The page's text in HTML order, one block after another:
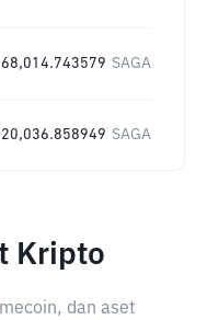
SAGA
SAGA
Kripto
dan aset